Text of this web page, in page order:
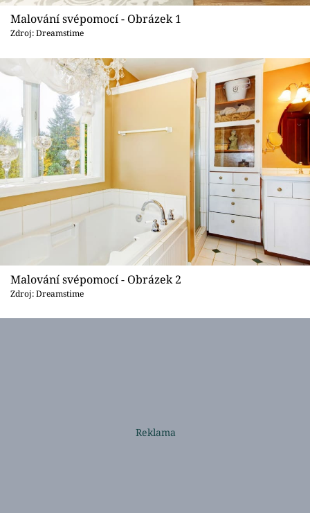
Sledujte nás
Malování svépomocí - Obrázek 1
Zdroj: Dreamstime
Malování svépomocí - Obrázek 2
Zdroj: Dreamstime